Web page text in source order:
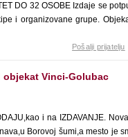
DO 32 OSOBE Izdaje se
i organizovane grupe.
Pošalji prijatelju
objekat Vinci-Golubac
i na IZDAVANJE.
Borovoj šumi,a mesto je